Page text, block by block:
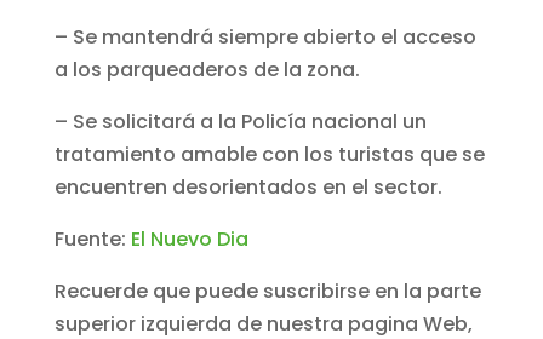
– Se mantendrá siempre abierto el acceso
a los parqueaderos de la zona.
– Se solicitará a la Policía nacional un
tratamiento amable con los turistas que se
encuentren desorientados en el sector.
Fuente: El Nuevo Dia
Recuerde que puede suscribirse en la parte
superior izquierda de nuestra pagina Web,